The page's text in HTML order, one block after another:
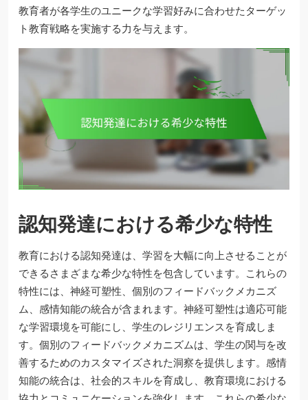
教育者が各学生のユニークな学習好みに合わせたターゲッ
ト教育戦略を実施する力を与えます。
認知発達における希少な特性
教育における認知発達は、学習を大幅に向上させることが
できるさまざまな希少な特性を包含しています。これらの
特性には、神経可塑性、個別のフィードバックメカニズ
ム、感情知能の統合が含まれます。神経可塑性は適応可能
な学習環境を可能にし、学生のレジリエンスを育成しま
す。個別のフィードバックメカニズムは、学生の関与を改
善するためのカスタマイズされた洞察を提供します。感情
知能の統合は、社会的スキルを育成し、教育環境における